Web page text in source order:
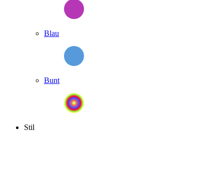
Blau
Bunt
Stil